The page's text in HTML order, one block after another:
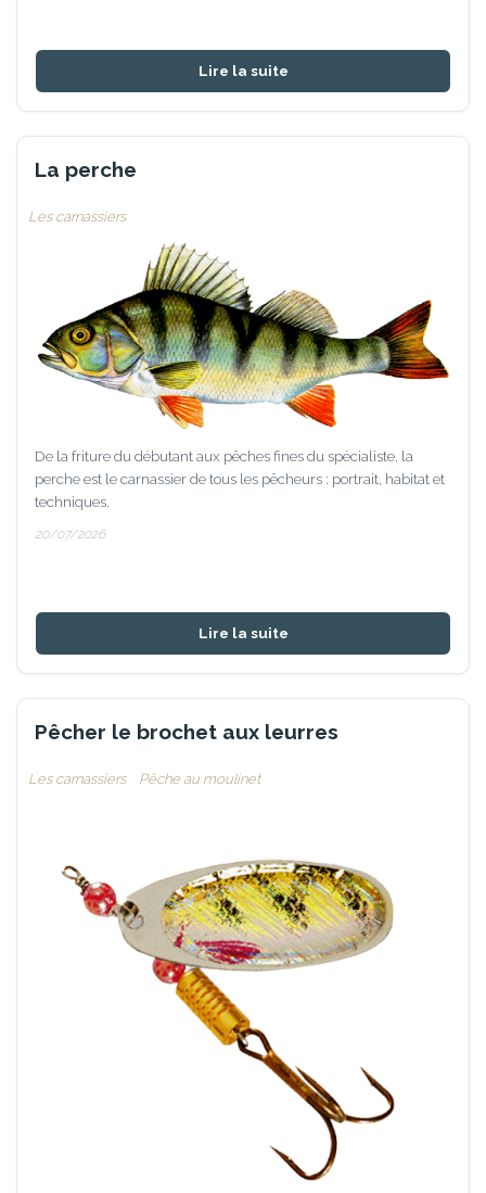
Lire la suite
La perche
Les carnassiers
De la friture du débutant aux pêches fines du spécialiste, la
perche est le carnassier de tous les pêcheurs : portrait, habitat et
techniques.
20/07/2026
Lire la suite
Pêcher le brochet aux leurres
Les carnassiers Pêche au moulinet